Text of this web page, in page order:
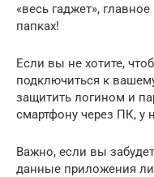
«весь гаджет»,
папках!
Если вы не хотите,
подключиться к
защитить логином и
смартфону через ПК, у
Важно, если вы
данные приложения